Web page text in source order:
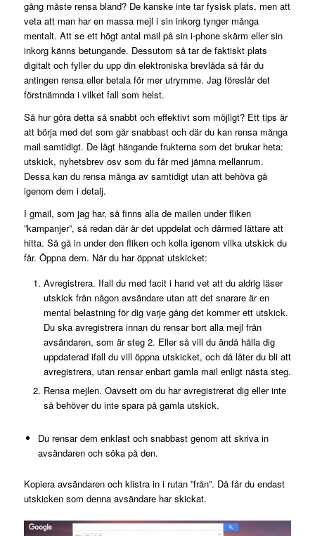
gång måste rensa bland? De kanske inte tar fysisk plats, men att
veta att man har en massa mejl i sin inkorg tynger många
mentalt. Att se ett högt antal mail på sin i-phone skärm eller sin
inkorg känns betungande. Dessutom så tar de faktiskt plats
digitalt och fyller du upp din elektroniska brevlåda så får du
antingen rensa eller betala för mer utrymme. Jag föreslår det
förstnämnda i vilket fall som helst.
Så hur göra detta så snabbt och effektivt som möjligt? Ett tips är
att börja med det som går snabbast och där du kan rensa många
mail samtidigt. De lågt hängande frukterna som det brukar heta:
utskick, nyhetsbrev osv som du får med jämna mellanrum.
Dessa kan du rensa många av samtidigt utan att behöva gå
igenom dem i detalj.
I gmail, som jag har, så finns alla de mailen under fliken
”kampanjer”, så redan där är det uppdelat och därmed lättare att
hitta. Så gå in under den fliken och kolla igenom vilka utskick du
får. Öppna dem. När du har öppnat utskicket:
Avregistrera. Ifall du med facit i hand vet att du aldrig läser
utskick från någon avsändare utan att det snarare är en
mental belastning för dig varje gång det kommer ett utskick.
Du ska avregistrera innan du rensar bort alla mejl från
avsändaren, som är steg 2. Eller så vill du ändå hålla dig
uppdaterad ifall du vill öppna utskicket, och då låter du bli att
avregistrera, utan rensar enbart gamla mail enligt nästa steg.
Rensa mejlen. Oavsett om du har avregistrerat dig eller inte
så behöver du inte spara på gamla utskick.
Du rensar dem enklast och snabbast genom att skriva in
avsändaren och söka på den.
Kopiera avsändaren och klistra in i rutan ”från”. Då får du endast
utskicken som denna avsändare har skickat.